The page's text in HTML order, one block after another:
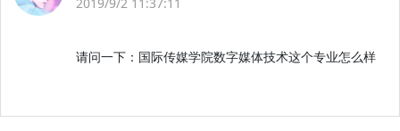
请问一下：国际传媒学院数字媒体技术这个专业怎么样